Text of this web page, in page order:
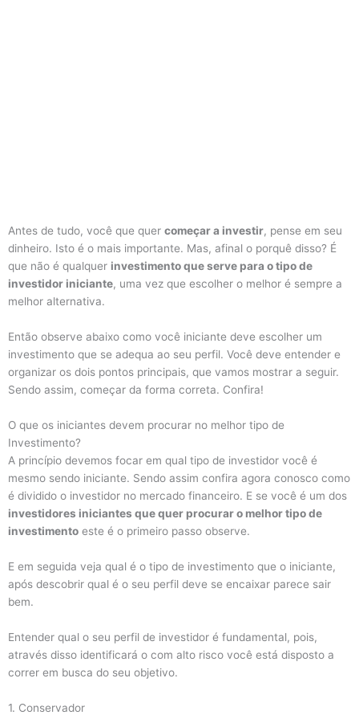
Antes de tudo, você que quer começar a investir, pense em seu
dinheiro. Isto é o mais importante. Mas, afinal o porquê disso? É
que não é qualquer investimento que serve para o tipo de
investidor iniciante, uma vez que escolher o melhor é sempre a
melhor alternativa.
Então observe abaixo como você iniciante deve escolher um
investimento que se adequa ao seu perfil. Você deve entender e
organizar os dois pontos principais, que vamos mostrar a seguir.
Sendo assim, começar da forma correta. Confira!
O que os iniciantes devem procurar no melhor tipo de
Investimento?
A princípio devemos focar em qual tipo de investidor você é
mesmo sendo iniciante. Sendo assim confira agora conosco como
é dividido o investidor no mercado financeiro. E se você é um dos
investidores iniciantes que quer procurar o melhor tipo de
investimento este é o primeiro passo observe.
E em seguida veja qual é o tipo de investimento que o iniciante,
após descobrir qual é o seu perfil deve se encaixar parece sair
bem.
Entender qual o seu perfil de investidor é fundamental, pois,
através disso identificará o com alto risco você está disposto a
correr em busca do seu objetivo.
1. Conservador